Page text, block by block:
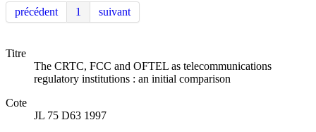
précédent 1 suivant
Titre
The CRTC, FCC and OFTEL as telecommunications
regulatory institutions : an initial comparison
Cote
JL 75 D63 1997